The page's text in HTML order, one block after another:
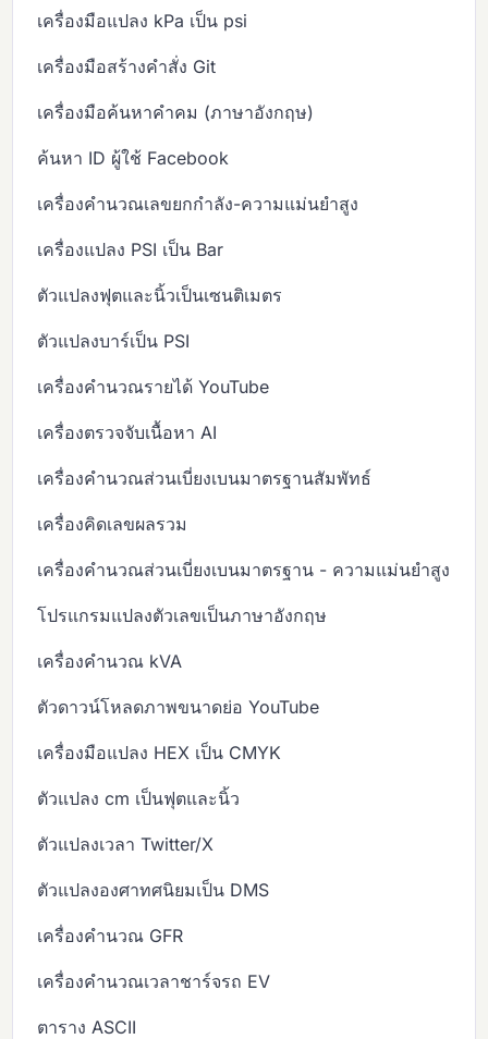
เครื่องมือแปลง kPa เป็น psi
เครื่องมือสร้างคำสั่ง Git
เครื่องมือค้นหาคำคม (ภาษาอังกฤษ)
ค้นหา ID ผู้ใช้ Facebook
เครื่องคำนวณเลขยกกำลัง-ความแม่นยำสูง
เครื่องแปลง PSI เป็น Bar
ตัวแปลงฟุตและนิ้วเป็นเซนติเมตร
ตัวแปลงบาร์เป็น PSI
เครื่องคำนวณรายได้ YouTube
เครื่องตรวจจับเนื้อหา AI
เครื่องคำนวณส่วนเบี่ยงเบนมาตรฐานสัมพัทธ์
เครื่องคิดเลขผลรวม
เครื่องคำนวณส่วนเบี่ยงเบนมาตรฐาน - ความแม่นยำสูง
โปรแกรมแปลงตัวเลขเป็นภาษาอังกฤษ
เครื่องคำนวณ kVA
ตัวดาวน์โหลดภาพขนาดย่อ YouTube
เครื่องมือแปลง HEX เป็น CMYK
ตัวแปลง cm เป็นฟุตและนิ้ว
ตัวแปลงเวลา Twitter/X
ตัวแปลงองศาทศนิยมเป็น DMS
เครื่องคำนวณ GFR
เครื่องคำนวณเวลาชาร์จรถ EV
ตาราง ASCII